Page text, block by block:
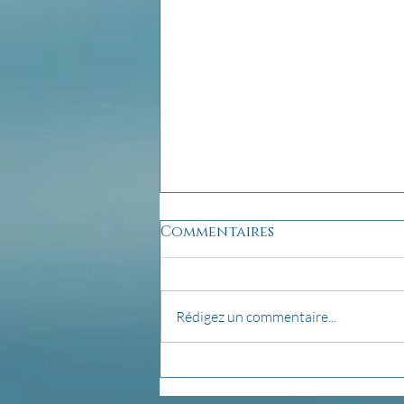
Pensée du jour...
Commentaires
Rédigez un commentaire...